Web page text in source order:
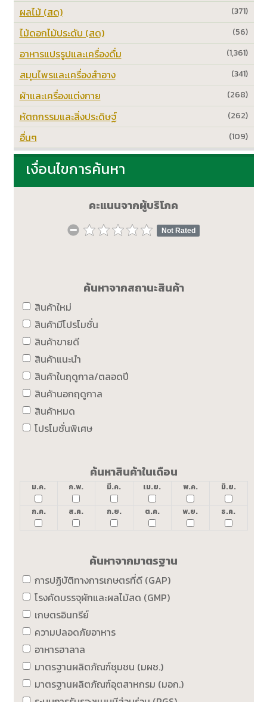
(371)
ผลไม้ (สด)
(56)
ไม้ดอกไม้ประดับ (สด)
(1,361)
อาหารแปรรูปและเครื่องดื่ม
(341)
สมุนไพรและเครื่องสำอาง
(268)
ผ้าและเครื่องแต่งกาย
(262)
หัตถกรรมและสิ่งประดิษฐ์
(109)
อื่นๆ
เงื่อนไขการค้นหา
คะแนนจากผู้บริโภค
Not Rated
ค้นหาจากสถานะสินค้า
สินค้าใหม่
สินค้ามีโปรโมชั่น
สินค้าขายดี
สินค้าแนะนำ
สินค้าในฤดูกาล/ตลอดปี
สินค้านอกฤดูกาล
สินค้าหมด
โปรโมชั่นพิเศษ
ค้นหาสินค้าในเดือน
ม.ค. ก.พ. มี.ค. เม.ย. พ.ค. มิ.ย.
ก.ค. ส.ค. ก.ย. ต.ค. พ.ย. ธ.ค.
ค้นหาจากมาตรฐาน
การปฏิบัติทางการเกษตรที่ดี (GAP)
โรงคัดบรรจุผักและผลไม้สด (GMP)
เกษตรอินทรีย์
ความปลอดภัยอาหาร
อาหารฮาลาล
มาตรฐานผลิตภัณฑ์ชุมชน (มผช.)
มาตรฐานผลิตภัณฑ์อุตสาหกรม (มอก.)